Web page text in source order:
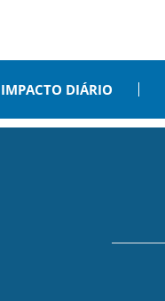
IMPACTO DIÁRIO